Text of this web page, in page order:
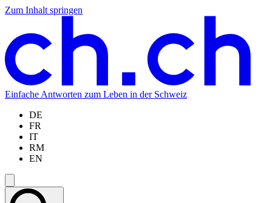
Zum Inhalt springen
Zum
springen
Zur
springen
Zur
springen
Zur
springen
Einfache Antworten zum Leben in der Schweiz
DE
FR
IT
RM
EN